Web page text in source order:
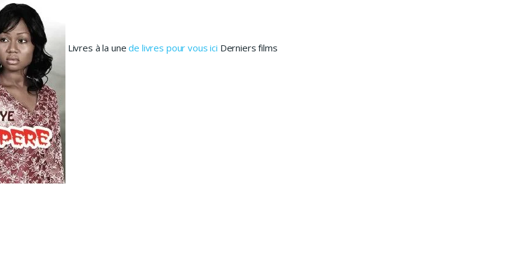
Livres à la unede livres pour vous ici Derniers films